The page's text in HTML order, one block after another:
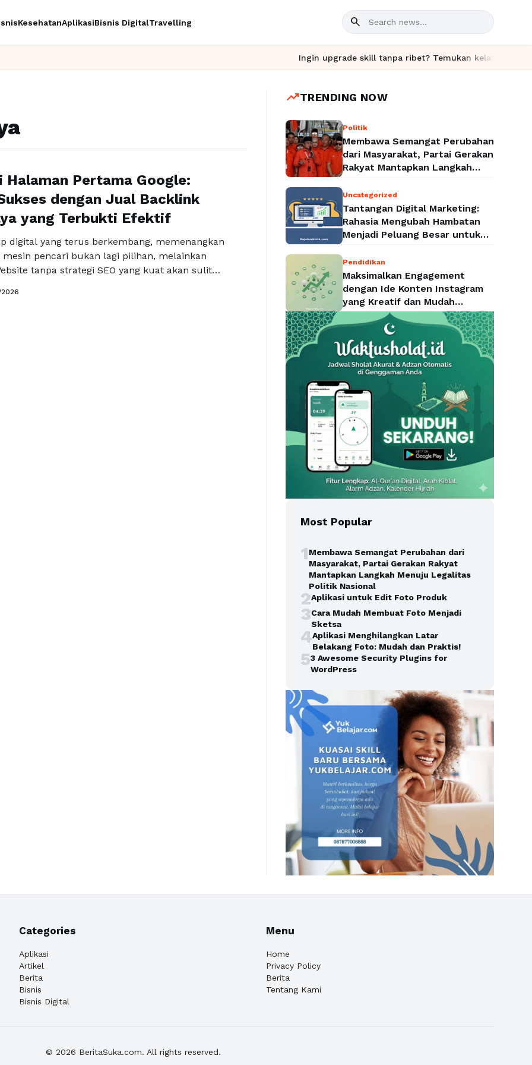
KesehatanAplikasiBisnis DigitalTravelling search
Ingin upgrade skill tanpa ribet? Temukan kelas seru dan
Halaman Pertama Google:
dengan Jual Backlink
yang Terbukti Efektif
digital yang terus berkembang, memenangkan
mesin pencari bukan lagi pilihan, melainkan
tanpa strategi SEO yang kuat akan sulit
berpengaruh yang digunakan para praktisi digital
trending_upTRENDING NOW
Politik
Membawa Semangat Perubahan
dari Masyarakat, Partai Gerakan
Rakyat Mantapkan Langkah
Nasional
Uncategorized
Tantangan Digital Marketing:
Rahasia Mengubah Hambatan
Menjadi Peluang Besar untuk
Pendidikan
Maksimalkan Engagement
dengan Ide Konten Instagram
yang Kreatif dan Mudah
Diterapkan
Most Popular
1Membawa Semangat Perubahan dari
Masyarakat, Partai Gerakan Rakyat
Mantapkan Langkah Menuju Legalitas
Politik Nasional
2Aplikasi untuk Edit Foto Produk
3Cara Mudah Membuat Foto Menjadi
Sketsa
4Aplikasi Menghilangkan Latar
Belakang Foto: Mudah dan Praktis!
53 Awesome Security Plugins for
WordPress
Categories
Aplikasi
Artikel
Berita
Bisnis
Bisnis Digital
Menu
Home
Privacy Policy
Berita
Tentang Kami
© 2026 BeritaSuka.com. All rights reserved.